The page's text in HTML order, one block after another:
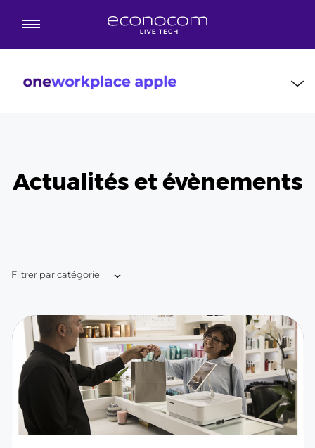
Actualités et évènements
Filtrer par catégorie